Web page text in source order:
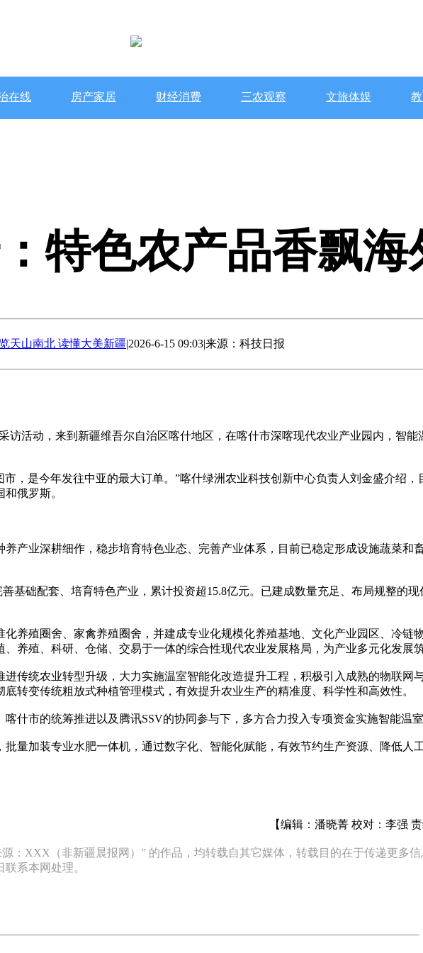
在线 房产家居 财经消费 三农观察 文旅体娱
特色农产品香飘海
天山南北 读懂大美新疆|2026-6-15 09:03|来源：科技日报
活动，来到新疆维吾尔自治区喀什地区，在喀什市深喀现代农业产业园内，智能
是今年发往中亚的最大订单。”喀什绿洲农业科技创新中心负责人刘金盛介绍，
俄罗斯。
业深耕细作，稳步培育特色业态、完善产业体系，目前已稳定形成设施蔬菜和
础配套、培育特色产业，累计投资超15.8亿元。已建成数量充足、布局规整的现
殖圈舍、家禽养殖圈舍，并建成专业化规模化养殖基地、文化产业园区、冷链
养殖、科研、仓储、交易于一体的综合性现代农业发展格局，为产业多元化发展
统农业转型升级，大力实施温室智能化改造提升工程，积极引入成熟的物联网
转变传统粗放式种植管理模式，有效提升农业生产的精准度、科学性和高效性。
市的统筹推进以及腾讯SSV的协同参与下，多方合力投入专项资金实施智能温室
加装专业水肥一体机，通过数字化、智能化赋能，有效节约生产资源、降低人
【编辑：潘晓菁 校对：李强
：XXX（非新疆晨报网）” 的作品，均转载自其它媒体，转载目的在于传递更多
系本网处理。